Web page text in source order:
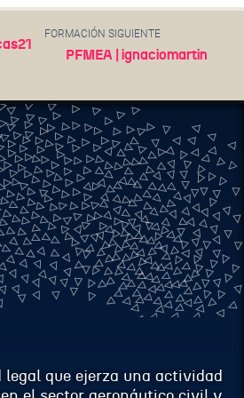
FORMACIÓN SIGUIENTE
PFMEA | ignaciomartin
que ejerza una actividad